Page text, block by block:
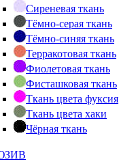
Сиреневая ткань
Тёмно-серая ткань
Тёмно-синяя ткань
Терракотовая ткань
Фиолетовая ткань
Фисташковая ткань
Ткань цвета фуксия
Ткань цвета хаки
Чёрная ткань